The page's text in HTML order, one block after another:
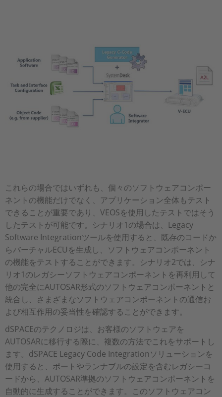
これらの場合ではいずれも、個々のソフトウェアコンポー
ネントの機能だけでなく、アプリケーション全体もテスト
できることが重要であり、VEOSを使用したテストではそう
したテストが可能です。シナリオ1の場合は、Legacy
Software Integrationツールを使用すると、既存のコードか
らバーチャルECUを生成し、ソフトウェアコンポーネント
の機能をテストすることができます。シナリオ2では、シナ
リオ1のレガシーソフトウェアコンポーネントを再利用して
他の完全にAUTOSAR形式のソフトウェアコンポーネントと
統合し、さまざまなソフトウェアコンポーネントの通信お
よび相互作用の妥当性を確認することができます。
dSPACEのテクノロジは、お客様のソフトウェアを
AUTOSARに移行する際に、複数の方法でこれをサポートし
ます。dSPACE Legacy Code Integrationソリューションを
使用すると、ポートやランナブルの設定を含むレガシーコ
ードから、AUTOSAR準拠のソフトウェアコンポーネントを
自動的に生成することができます。このソフトウェアコン